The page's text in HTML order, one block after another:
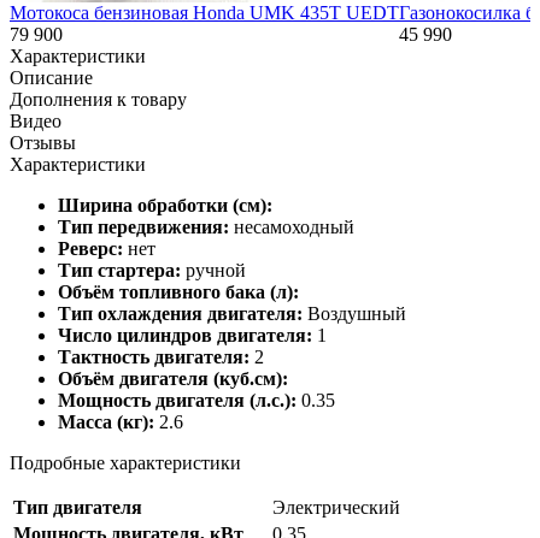
Мотокоса бензиновая Honda UMK 435T UEDT
79 900
Газонокосилка
45 990
Характеристики
Описание
Дополнения к товару
Видео
Отзывы
Характеристики
Ширина обработки (см):
Тип передвижения: несамоходный
Реверс: нет
Тип стартера: ручной
Объём топливного бака (л):
Тип охлаждения двигателя: Воздушный
Число цилиндров двигателя: 1
Тактность двигателя: 2
Объём двигателя (куб.см):
Мощность двигателя (л.с.): 0.35
Масса (кг): 2.6
Подробные характеристики
Тип двигателя
Электрический
Мощность двигателя, кВт
0,35